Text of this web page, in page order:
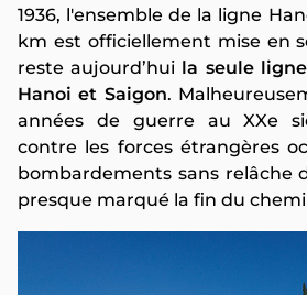
1936, l'ensemble de la ligne
km est officiellement mise en
reste aujourd’hui la seule
Hanoi et Saigon.
années de guerre au XXe
contre les forces étrangères
bombardements sans relâche
presque marqué la fin du